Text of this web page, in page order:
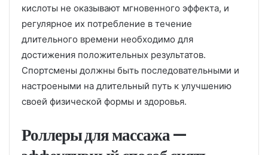
кислоты не оказывают мгновенного эффекта, и
регулярное их потребление в течение
длительного времени необходимо для
достижения положительных результатов.
Спортсмены должны быть последовательными и
настроеными на длительный путь к улучшению
своей физической формы и здоровья.
Роллеры для массажа —